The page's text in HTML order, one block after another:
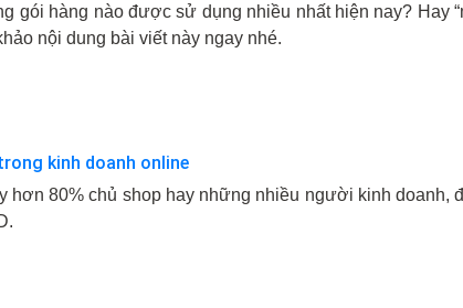
gói hàng nào được sử dụng nhiều nhất hiện nay? Hay
nội dung bài viết này ngay nhé.
kinh doanh online
hơn 80% chủ shop hay những nhiều người kinh doanh,